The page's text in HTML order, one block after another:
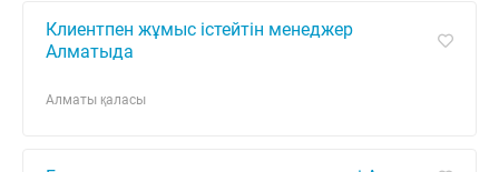
Клиентпен жұмыс істейтін менеджер
Алматыда
Алматы қаласы